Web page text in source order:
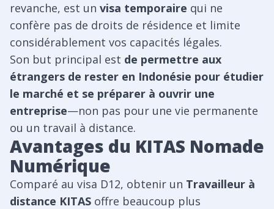
revanche, est un visa temporaire qui ne
confère pas de droits de résidence et limite
considérablement vos capacités légales.
Son but principal est de permettre aux
étrangers de rester en Indonésie pour étudier
le marché et se préparer à ouvrir une
entreprise—non pas pour une vie permanente
ou un travail à distance.
Avantages du KITAS Nomade
Numérique
Comparé au visa D12, obtenir un Travailleur à
distance KITAS offre beaucoup plus